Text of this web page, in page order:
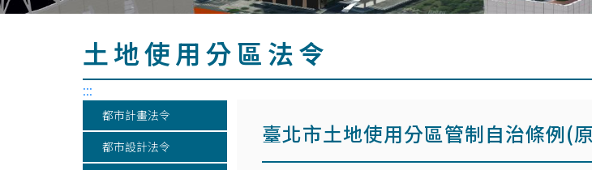
土地使用分區法令
:::
都市計畫法令
都市設計法令
臺北市土地使用分區管制自治條例(